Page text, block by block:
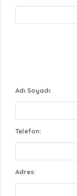
Adı Soyadı:
Telefon:
Adres: